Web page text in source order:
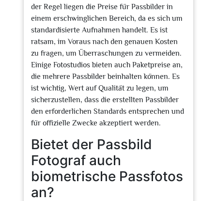
der Regel liegen die Preise für Passbilder in
einem erschwinglichen Bereich, da es sich um
standardisierte Aufnahmen handelt. Es ist
ratsam, im Voraus nach den genauen Kosten
zu fragen, um Überraschungen zu vermeiden.
Einige Fotostudios bieten auch Paketpreise an,
die mehrere Passbilder beinhalten können. Es
ist wichtig, Wert auf Qualität zu legen, um
sicherzustellen, dass die erstellten Passbilder
den erforderlichen Standards entsprechen und
für offizielle Zwecke akzeptiert werden.
Bietet der Passbild
Fotograf auch
biometrische Passfotos
an?